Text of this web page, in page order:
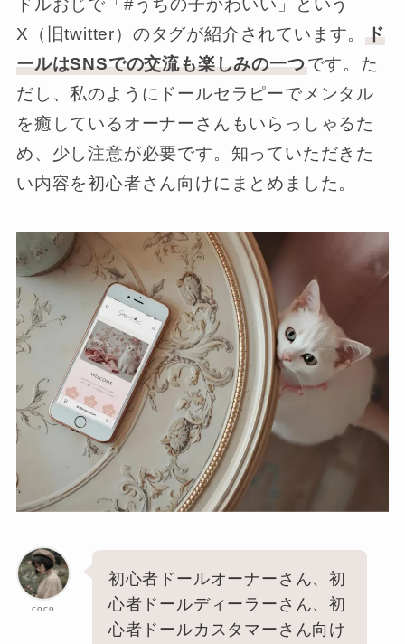
ドルおじで「#うちの子かわいい」という
X（旧twitter）のタグが紹介されています。ド
ールはSNSでの交流も楽しみの一つです。た
だし、私のようにドールセラピーでメンタル
を癒しているオーナーさんもいらっしゃるた
め、少し注意が必要です。知っていただきた
い内容を初心者さん向けにまとめました。
coco
初心者ドールオーナーさん、初
心者ドールディーラーさん、初
心者ドールカスタマーさん向け